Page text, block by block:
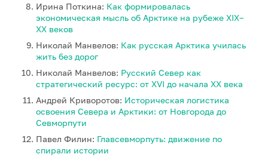
Ирина Поткина: Как формировалась
экономическая мысль об Арктике на рубеже XIX–
XX веков
Николай Манвелов: Как русская Арктика училась
жить без дорог
Николай Манвелов: Русский Север как
стратегический ресурс: от XVI до начала XX века
Андрей Криворотов: Историческая логистика
освоения Севера и Арктики: от Новгорода до
Севморпути
Павел Филин: Главсевморпуть: движение по
спирали истории